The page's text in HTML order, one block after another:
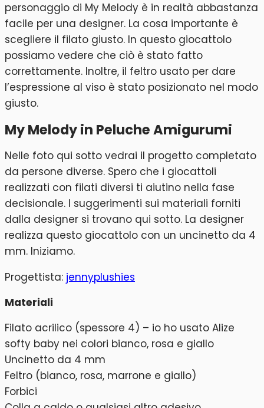
personaggio di My Melody è in realtà abbastanza
facile per una designer. La cosa importante è
scegliere il filato giusto. In questo giocattolo
possiamo vedere che ciò è stato fatto
correttamente. Inoltre, il feltro usato per dare
l’espressione al viso è stato posizionato nel modo
giusto.
My Melody in Peluche Amigurumi
Nelle foto qui sotto vedrai il progetto completato
da persone diverse. Spero che i giocattoli
realizzati con filati diversi ti aiutino nella fase
decisionale. I suggerimenti sui materiali forniti
dalla designer si trovano qui sotto. La designer
realizza questo giocattolo con un uncinetto da 4
mm. Iniziamo.
Progettista: jennyplushies
Materiali
Filato acrilico (spessore 4) – io ho usato Alize
softy baby nei colori bianco, rosa e giallo
Uncinetto da 4 mm
Feltro (bianco, rosa, marrone e giallo)
Forbici